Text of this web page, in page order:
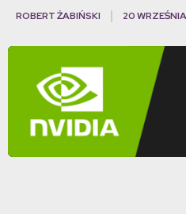
ROBERT ŻABIŃSKI 20